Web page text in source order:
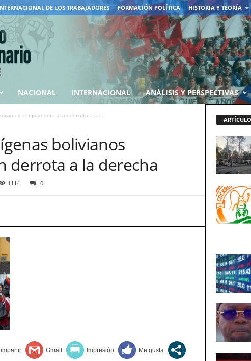
DE LOS TRABAJADORES FORMACIÓN POLÍTICA HISTORIA Y TEORÍA
NACIONAL INTERNACIONAL ANÁLISIS Y PERSPECTIVAS
propinan una gran derrota a la...
bolivianos
derrota a la derecha
1114 0